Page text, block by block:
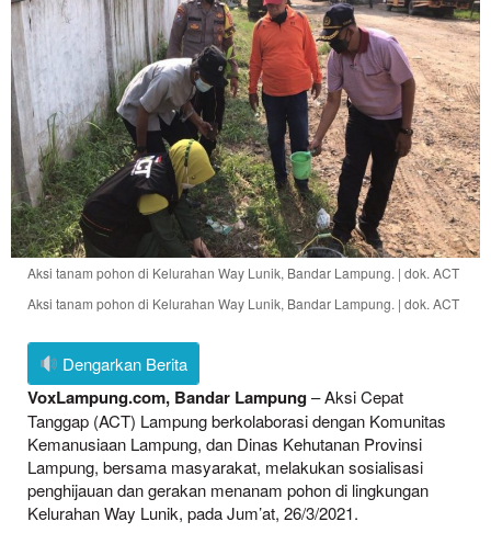
Aksi tanam pohon di Kelurahan Way Lunik, Bandar Lampung. | dok. ACT
Aksi tanam pohon di Kelurahan Way Lunik, Bandar Lampung. | dok. ACT
Dengarkan Berita
VoxLampung.com, Bandar Lampung– Aksi Cepat
Tanggap (ACT) Lampung berkolaborasi dengan Komunitas
Kemanusiaan Lampung, dan Dinas Kehutanan Provinsi
Lampung, bersama masyarakat, melakukan sosialisasi
penghijauan dan gerakan menanam pohon di lingkungan
Kelurahan Way Lunik, pada Jum’at, 26/3/2021.